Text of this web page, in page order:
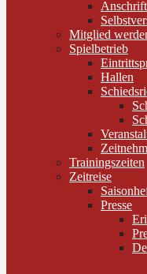
Mitglied
Spielbetrieb
Hallen
Trainingszeiten
Zeitreise
Presse